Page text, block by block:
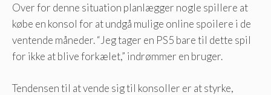
Over for denne situation planlægger nogle spillere at
købe en konsol for at undgå mulige online spoilere i de
ventende måneder. “Jeg tager en PS5 bare til dette spil
for ikke at blive forkælet,” indrømmer en bruger.
Tendensen til at vende sig til konsoller er at styrke,